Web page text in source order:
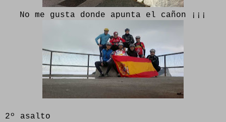
No me gusta donde apunta el cañon ¡¡¡
2º asalto